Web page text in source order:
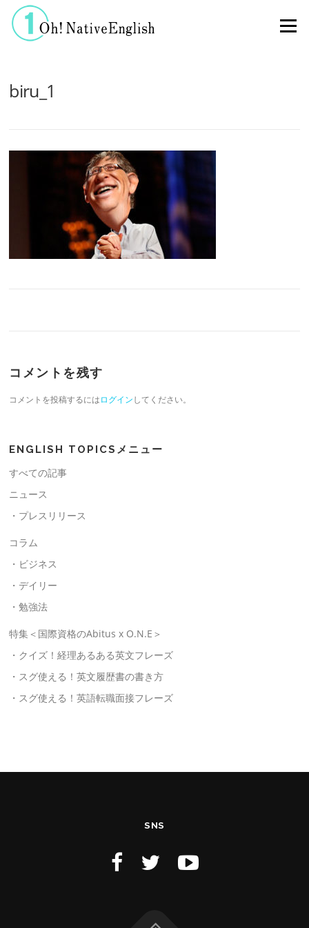
コンテンツへスキップ
メニュー
biru_1
コメントを残す
コメントを投稿するにはログインしてください。
ENGLISH TOPICSメニュー
すべての記事
ニュース
・プレスリリース
コラム
・ビジネス
・デイリー
・勉強法
特集＜国際資格のAbitus x O.N.E＞
・クイズ！経理あるある英文フレーズ
・スグ使える！英文履歴書の書き方
・スグ使える！英語転職面接フレーズ
SNS